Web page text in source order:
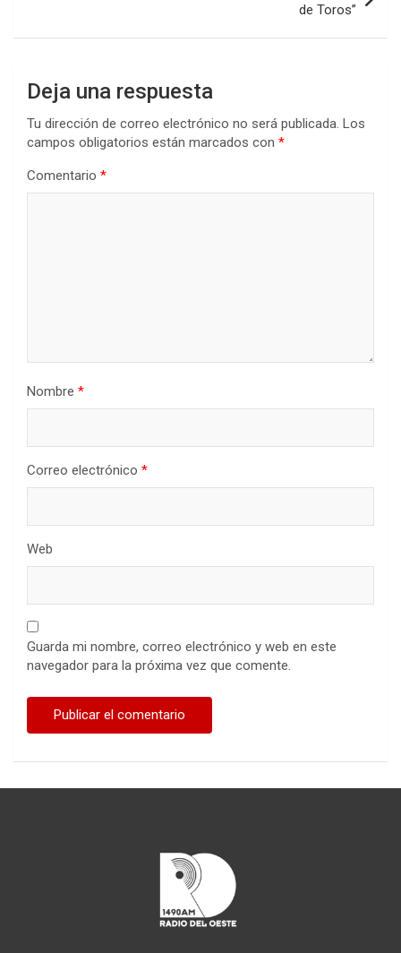
de Toros”
Deja una respuesta
Tu dirección de correo electrónico no será publicada. Los
campos obligatorios están marcados con *
Comentario *
Nombre *
Correo electrónico *
Web
Guarda mi nombre, correo electrónico y web en este
navegador para la próxima vez que comente.